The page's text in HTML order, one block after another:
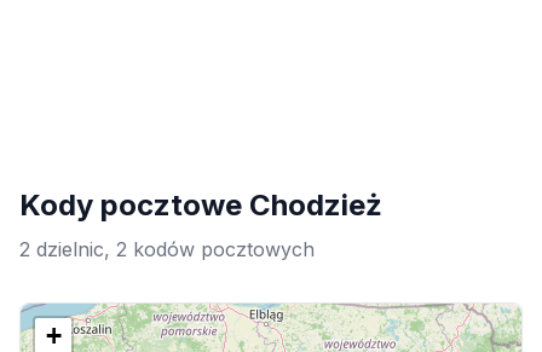
Kody pocztowe Chodzież
2 dzielnic, 2 kodów pocztowych
+